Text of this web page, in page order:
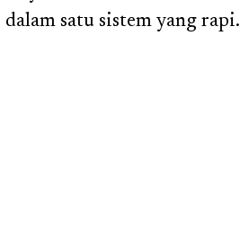
satu sistem yang rapi.